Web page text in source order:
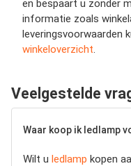
en bespaart u zonder
informatie zoals
leveringsvoorwaarden
winkeloverzicht
Veelgestelde
Waar koop ik ledlamp
Wilt u ledlamp kopen